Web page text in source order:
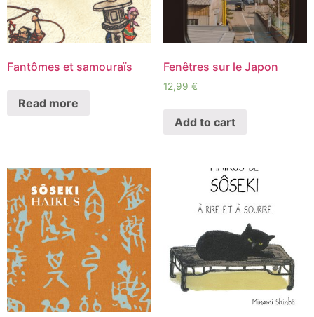
Fantômes et samouraïs
Read more
Fenêtres sur le Japon
12,99 €
Add to cart